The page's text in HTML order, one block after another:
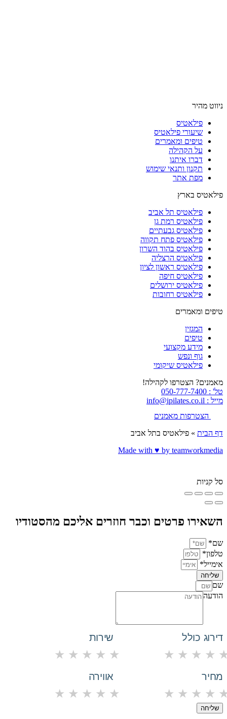
ניווט מהיר
פילאטיס
שיעורי פילאטיס
טיפים ומאמרים
על הקהילה
דברו איתנו
תקנון ותנאי שימוש
מפת אתר
פילאטיס בארץ
פילאטיס תל אביב
פילאטיס רמת גן
פילאטיס גבעתיים
פילאטיס פתח תקווה
פילאטיס בהוד השרון
פילאטיס הרצליה
פילאטיס ראשון לציון
פילאטיס חיפה
פילאטיס ירושלים
פילאטיס רחובות
טיפים ומאמרים
המגזין
טיפים
מידע מקצועי
גוף ונפש
פילאטיס שיקומי
מאמנים? הצטרפו לקהילה!
טל' : 050-777-7400
מייל : info@ipilates.co.il
הצטרפות מאמנים
דף הבית » פילאטיס בתל אביב
Made with ♥️ by teamworkmedia
סל קניות
השאירו פרטים וכבר חוזרים אליכם מהסטודיו
שם*
טלפון*
אימייל*
שליחה
שם
הודעה
דירוג כולל
★ ★ ★ ★
שירות
★ ★ ★ ★ ★
מחיר
★ ★ ★ ★
אווירה
★ ★ ★ ★ ★
שליחה